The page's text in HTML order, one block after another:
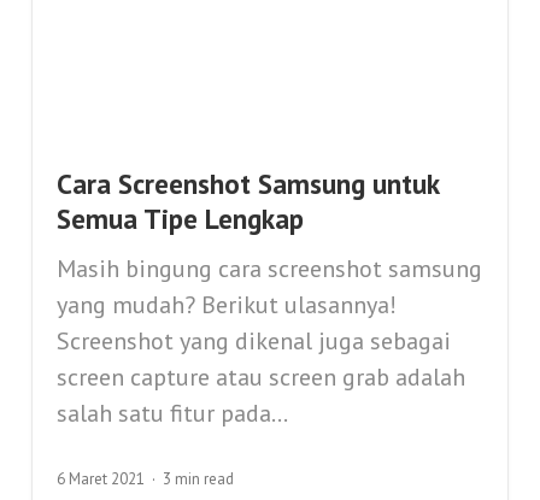
Cara Screenshot Samsung untuk
Semua Tipe Lengkap
Masih bingung cara screenshot samsung
yang mudah? Berikut ulasannya!
Screenshot yang dikenal juga sebagai
screen capture atau screen grab adalah
salah satu fitur pada...
6 Maret 2021 3 min read